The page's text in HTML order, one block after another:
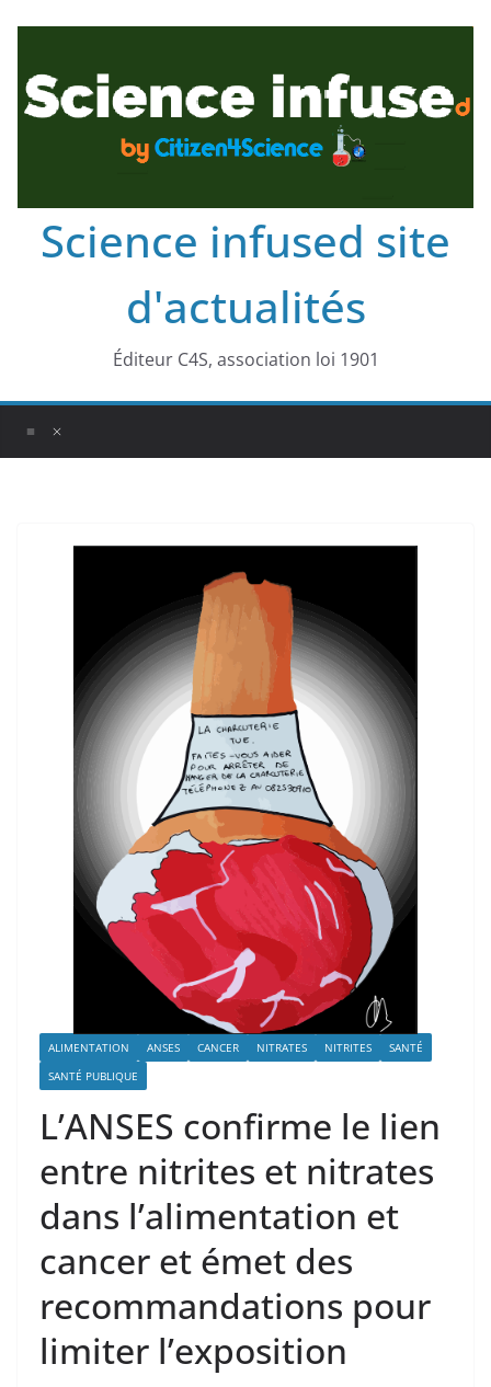
Science infused site
d'actualités
Éditeur C4S, association loi 1901
ALIMENTATION ANSES CANCER NITRATES NITRITES
SANTÉ
SANTÉ PUBLIQUE
L’ANSES confirme le lien
entre nitrites et nitrates
dans l’alimentation et
cancer et émet des
recommandations pour
limiter l’exposition